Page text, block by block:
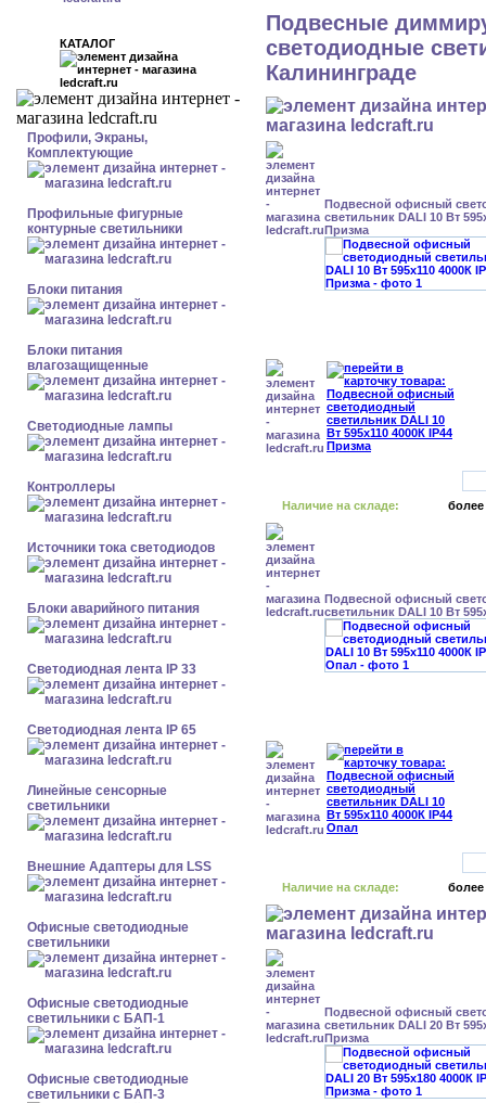
КАТАЛОГ
Профили, Экраны,
Комплектующие
Профильные фигурные
контурные светильники
Блоки питания
Блоки питания
влагозащищенные
Светодиодные лампы
Контроллеры
Источники тока светодиодов
Блоки аварийного питания
Светодиодная лента IP 33
Светодиодная лента IP 65
Линейные сенсорные
светильники
Внешние Адаптеры для LSS
Офисные светодиодные
светильники
Офисные светодиодные
светильники с БАП-1
Офисные светодиодные
светильники с БАП-3
Подвесные
светодиодные
Калининграде
Подвесной офисный
светильник DALI 10 Вт
Призма
Наличие на складе: более
Подвесной офисный
светильник DALI 10 Вт
Наличие на складе: более
Подвесной офисный
светильник DALI 20 Вт
Призма